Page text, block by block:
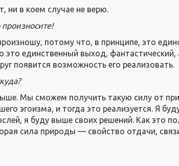
ни в коем случае не верю.
потому что, в принципе, это
это единственный выход,
появится возможность его реализовать.
Мы сможем получить такую силу от
эгоизма, и тогда это реализуется. Я
я буду выше своих решений. Как это
сила природы — свойство отдачи,